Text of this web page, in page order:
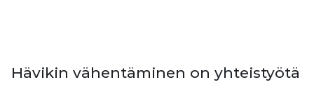
Hävikin vähentäminen on yhteistyötä